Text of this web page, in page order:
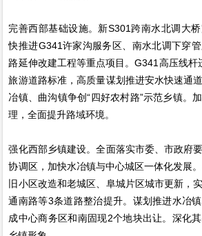
完善西部基础设施。新S301跨南水北调大
快推进G341许家沟服务区、南水北调下穿
路延伸改建工程等重点项目。G341高压线杆
旅游道路标准，高质量谋划推进安水快速通
冶镇、曲沟镇争创“四好农村路”示范乡镇。
理，全面提升路域环境。
强化西部乡镇建设。全面落实市委、市政府
协调区，加快水冶镇与中心城区一体化发展
旧小区改造和老城区、阜城片区城市更新，
通南路等3条道路整治提升。谋划推进水冶
成中心商务区和南固现2个地块出让。深化